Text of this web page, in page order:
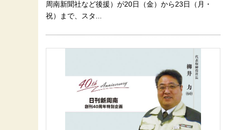
周南新聞社など後援）が20日（金）から23日（月・
祝）まで、スタ...